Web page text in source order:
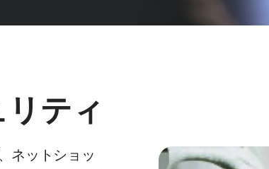
ティ
ネットショッ